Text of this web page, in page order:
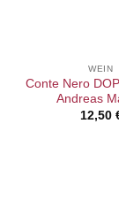
WEIN
Conte Nero
Andreas
12,50